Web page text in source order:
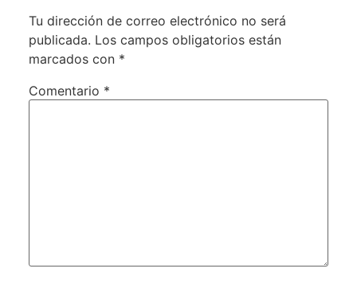
Tu dirección de correo electrónico no será
publicada. Los campos obligatorios están
marcados con *
Comentario *